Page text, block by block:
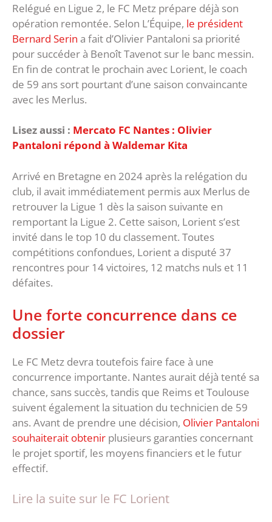
Relégué en Ligue 2, le FC Metz prépare déjà son
opération remontée. Selon L’Équipe, le président
Bernard Serin a fait d’Olivier Pantaloni sa priorité
pour succéder à Benoît Tavenot sur le banc messin.
En fin de contrat le prochain avec Lorient, le coach
de 59 ans sort pourtant d’une saison convaincante
avec les Merlus.
Lisez aussi : Mercato FC Nantes : Olivier
Pantaloni répond à Waldemar Kita
Arrivé en Bretagne en 2024 après la relégation du
club, il avait immédiatement permis aux Merlus de
retrouver la Ligue 1 dès la saison suivante en
remportant la Ligue 2. Cette saison, Lorient s’est
invité dans le top 10 du classement. Toutes
compétitions confondues, Lorient a disputé 37
rencontres pour 14 victoires, 12 matchs nuls et 11
défaites.
Une forte concurrence dans ce
dossier
Le FC Metz devra toutefois faire face à une
concurrence importante. Nantes aurait déjà tenté sa
chance, sans succès, tandis que Reims et Toulouse
suivent également la situation du technicien de 59
ans. Avant de prendre une décision, Olivier Pantaloni
souhaiterait obtenir plusieurs garanties concernant
le projet sportif, les moyens financiers et le futur
effectif.
Lire la suite sur le FC Lorient